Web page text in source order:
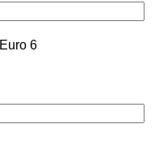
Euro 6